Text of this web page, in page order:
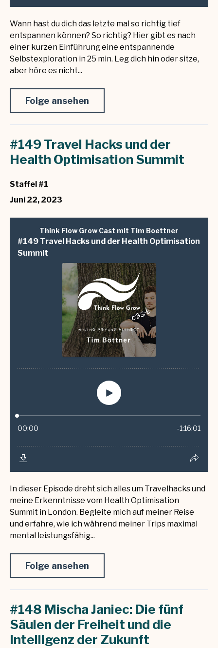
Wann hast du dich das letzte mal so richtig tief
entspannen können? So richtig? Hier gibt es nach
einer kurzen Einführung eine entspannende
Selbstexploration in 25 min. Leg dich hin oder sitze,
aber höre es nicht...
Folge ansehen
#149 Travel Hacks und der
Health Optimisation Summit
Staffel #1
Juni 22, 2023
In dieser Episode dreht sich alles um Travelhacks und
meine Erkenntnisse vom Health Optimisation
Summit in London. Begleite mich auf meiner Reise
und erfahre, wie ich während meiner Trips maximal
mental leistungsfähig...
Folge ansehen
#148 Mischa Janiec: Die fünf
Säulen der Freiheit und die
Intelligenz der Zukunft